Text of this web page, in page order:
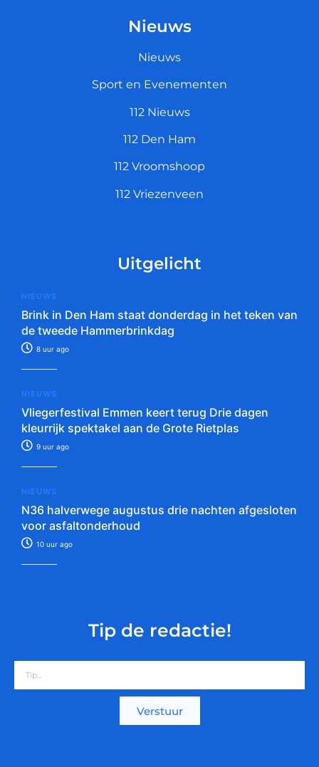
Nieuws
Nieuws
Sport en Evenementen
112 Nieuws
112 Den Ham
112 Vroomshoop
112 Vriezenveen
Uitgelicht
NIEUWS
Brink in Den Ham staat donderdag in het teken van
de tweede Hammerbrinkdag
8 uur ago
NIEUWS
Vliegerfestival Emmen keert terug Drie dagen
kleurrijk spektakel aan de Grote Rietplas
9 uur ago
NIEUWS
N36 halverwege augustus drie nachten afgesloten
voor asfaltonderhoud
10 uur ago
Tip de redactie!
Verstuur